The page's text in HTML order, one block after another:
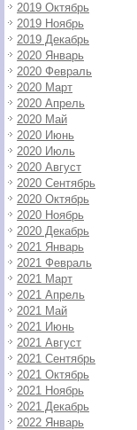
2019 Октябрь
2019 Ноябрь
2019 Декабрь
2020 Январь
2020 Февраль
2020 Март
2020 Апрель
2020 Май
2020 Июнь
2020 Июль
2020 Август
2020 Сентябрь
2020 Октябрь
2020 Ноябрь
2020 Декабрь
2021 Январь
2021 Февраль
2021 Март
2021 Апрель
2021 Май
2021 Июнь
2021 Август
2021 Сентябрь
2021 Октябрь
2021 Ноябрь
2021 Декабрь
2022 Январь